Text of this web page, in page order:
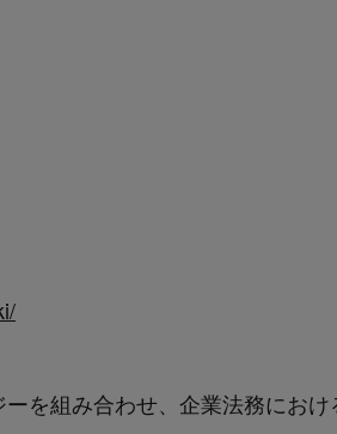
を組み合わせ、企業法務にお